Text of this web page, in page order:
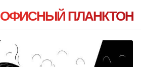
ОФИСНЫЙ ПЛАНКТОН